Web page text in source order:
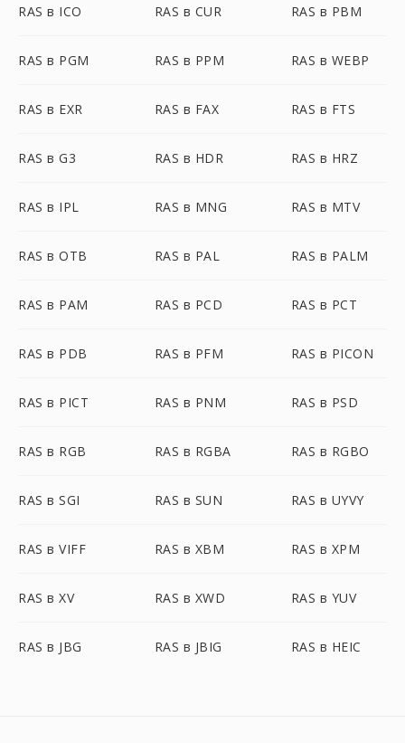
RAS в ICO RAS в CUR RAS в PBM
RAS в PGM RAS в PPM RAS в WEBP
RAS в EXR RAS в FAX RAS в FTS
RAS в G3 RAS в HDR RAS в HRZ
RAS в IPL RAS в MNG RAS в MTV
RAS в OTB RAS в PAL RAS в PALM
RAS в PAM RAS в PCD RAS в PCT
RAS в PDB RAS в PFM RAS в PICON
RAS в PICT RAS в PNM RAS в PSD
RAS в RGB RAS в RGBA RAS в RGBO
RAS в SGI RAS в SUN RAS в UYVY
RAS в VIFF RAS в XBM RAS в XPM
RAS в XV RAS в XWD RAS в YUV
RAS в JBG RAS в JBIG RAS в HEIC